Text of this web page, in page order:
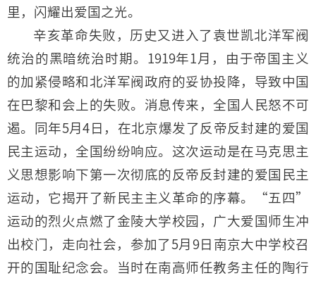
里，闪耀出爱国之光。
辛亥革命失败，历史又进入了袁世凯北洋军阀
统治的黑暗统治时期。1919年1月，由于帝国主义
的加紧侵略和北洋军阀政府的妥协投降，导致中国
在巴黎和会上的失败。消息传来，全国人民怒不可
遏。同年5月4日，在北京爆发了反帝反封建的爱国
民主运动，全国纷纷响应。这次运动是在马克思主
义思想影响下第一次彻底的反帝反封建的爱国民主
运动，它揭开了新民主主义革命的序幕。“五四”
运动的烈火点燃了金陵大学校园，广大爱国师生冲
出校门，走向社会，参加了5月9日南京大中学校召
开的国耻纪念会。当时在南高师任教务主任的陶行